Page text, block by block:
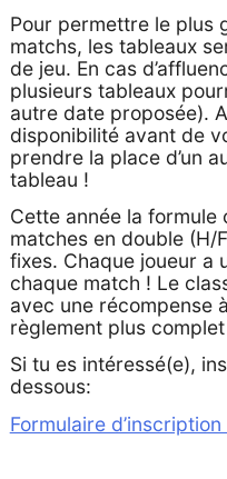
Pour permettre le plus
matchs, les tableaux
de jeu. En cas
plusieurs tableaux
autre date proposée).
disponibilité avant de
prendre la place d’un
tableau !
Cette année la formule
matches en double (H/
fixes. Chaque joueur a
chaque match ! Le
avec une récompense
règlement plus complet
Si tu es intéressé(e),
dessous:
Formulaire